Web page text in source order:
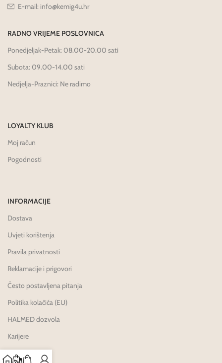
E-mail: info@kemig4u.hr
RADNO VRIJEME POSLOVNICA
Ponedjeljak-Petak: 08.00-20.00 sati
Subota: 09.00-14.00 sati
Nedjelja-Praznici: Ne radimo
LOYALTY KLUB
Moj račun
Pogodnosti
INFORMACIJE
Dostava
Uvjeti korištenja
Pravila privatnosti
Reklamacije i prigovori
Često postavljena pitanja
Politika kolačića (EU)
HALMED dozvola
Karijere